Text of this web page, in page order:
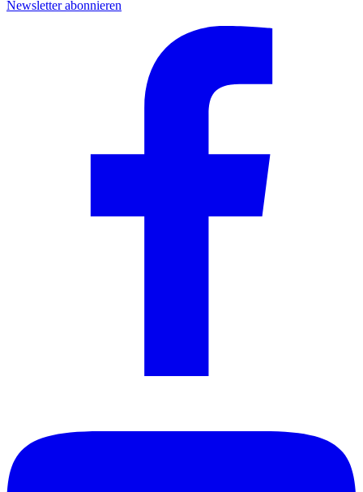
Newsletter abonnieren